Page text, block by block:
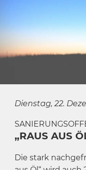
Dienstag, 22.
„RAUS AUS
Die stark